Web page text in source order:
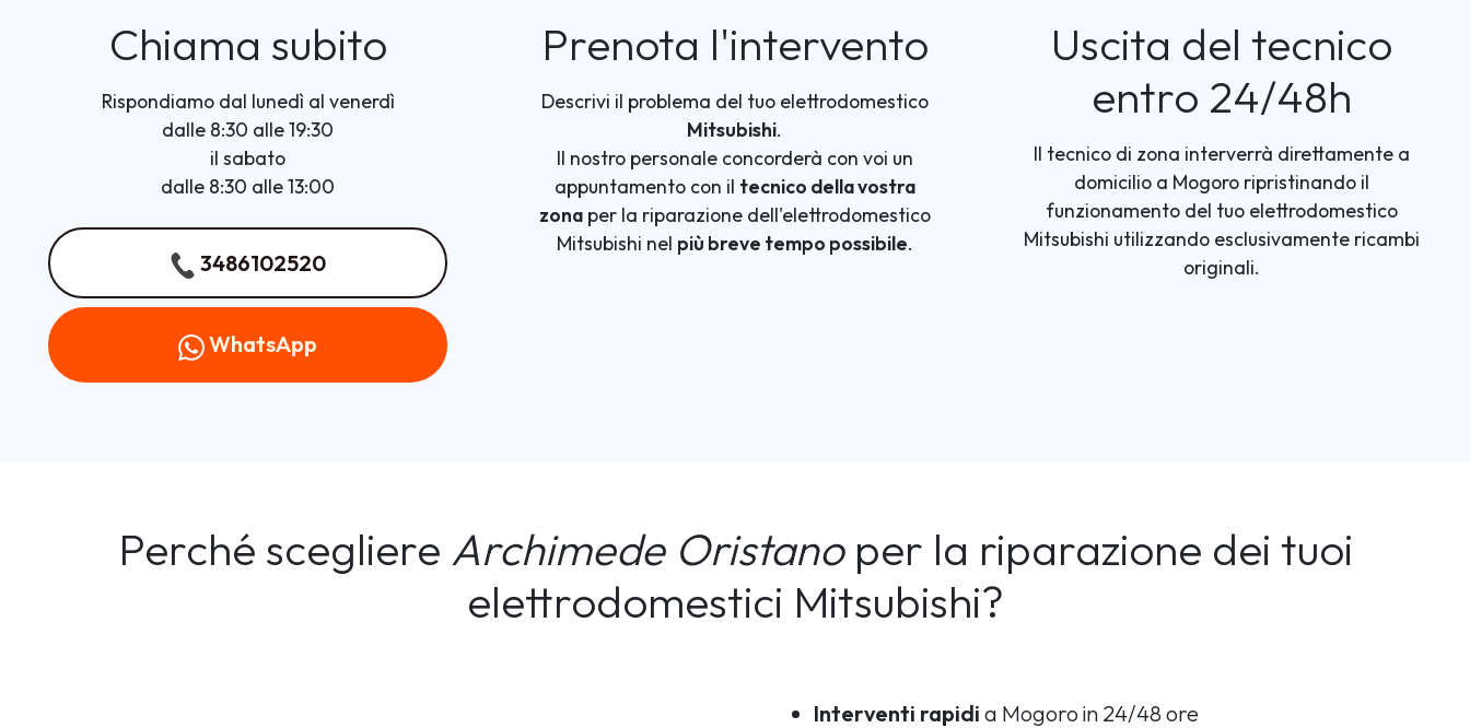
Chiama subito
Rispondiamo dal lunedì al venerdì
dalle 8:30 alle 19:30
il sabato
dalle 8:30 alle 13:00
3486102520
WhatsApp
Prenota l'intervento
Descrivi il problema del tuo elettrodomestico
Mitsubishi.
Il nostro personale concorderà con voi un
appuntamento con il tecnico della vostra
zonaper la riparazione dell'elettrodomestico
Mitsubishi nel più breve tempo possibile.
Uscita del tecnico
entro 24/48h
Il tecnico di zona interverrà direttamente a
domicilio a Mogoro ripristinando il
funzionamento del tuo elettrodomestico
Mitsubishi utilizzando esclusivamente ricambi
originali.
Perché scegliere Archimede Oristanoper la riparazione dei tuoi
elettrodomestici Mitsubishi?
Interventi rapidi a Mogoro in 24/48 ore